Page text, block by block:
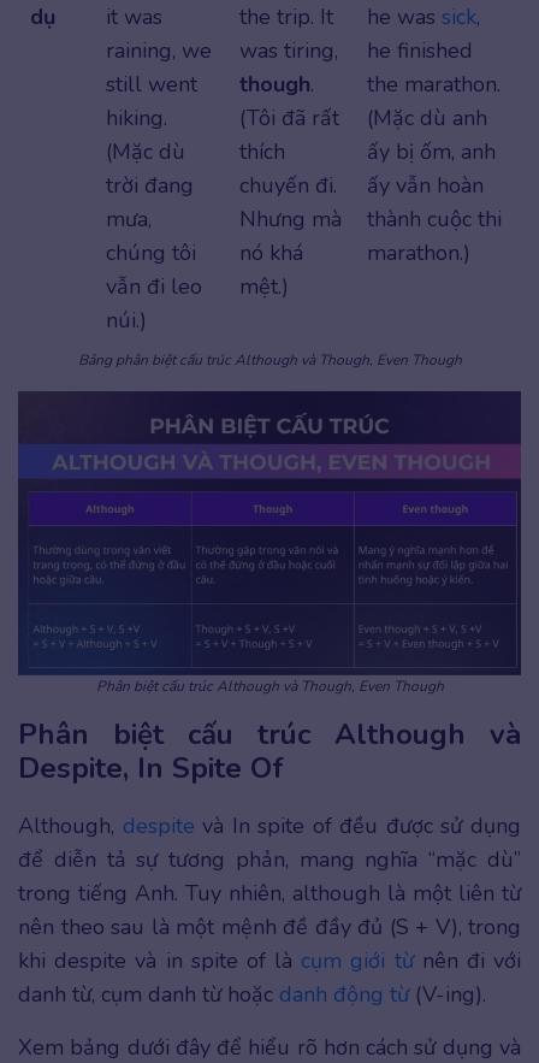
dụ
it was
raining, we
still went
hiking.
(Mặc dù
trời đang
mưa,
chúng tôi
vẫn đi leo
núi.)
the trip. It
was tiring,
though.
(Tôi đã rất
thích
chuyến đi.
Nhưng mà
nó khá
mệt.)
he was sick,
he finished
the marathon.
(Mặc dù anh
ấy bị ốm, anh
ấy vẫn hoàn
thành cuộc thi
marathon.)
Bảng phân biệt cấu trúc Although và Though, Even Though
Phân biệt cấu trúc Although và Though, Even Though
Phân biệt cấu trúc Although và
Despite, In Spite Of
Although, despite và In spite of đều được sử dụng
để diễn tả sự tương phản, mang nghĩa “mặc dù”
trong tiếng Anh. Tuy nhiên, although là một liên từ
nên theo sau là một mệnh đề đầy đủ (S + V), trong
khi despite và in spite of là cụm giới từnên đi với
danh từ, cụm danh từ hoặc danh động từ(V-ing).
Xem bảng dưới đây để hiểu rõ hơn cách sử dụng và